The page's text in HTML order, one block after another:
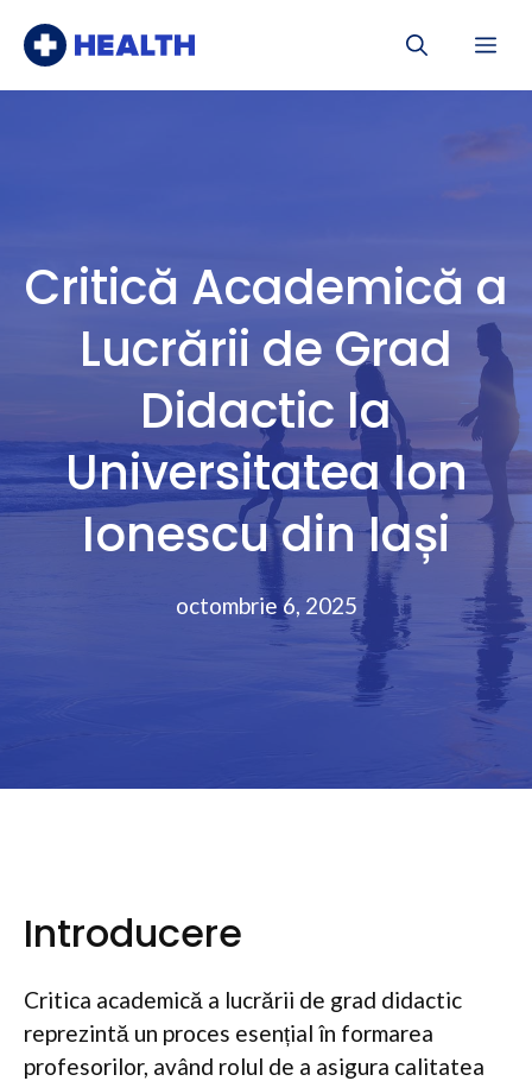
Critică Academică a
Lucrării de Grad
Didactic la
Universitatea Ion
Ionescu din Iași
octombrie 6, 2025
Introducere
Critica academică a lucrării de grad didactic
reprezintă un proces esențial în formarea
profesorilor, având rolul de a asigura calitatea